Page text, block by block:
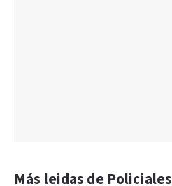
Más leidas de Policiales